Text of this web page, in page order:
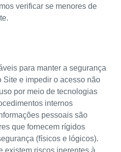
verificar se menores de
para manter a segurança
Site e impedir o acesso não
por meio de tecnologias
internos
pessoais são
que fornecem rígidos
(físicos e lógicos).
existem riscos inerentes à